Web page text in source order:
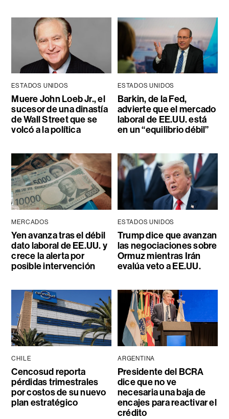
ESTADOS UNIDOS
Muere John Loeb Jr., el
sucesor de una dinastía
de Wall Street que se
volcó a la política
ESTADOS UNIDOS
Barkin, de la Fed,
advierte que el mercado
laboral de EE.UU. está
en un “equilibrio débil”
MERCADOS
Yen avanza tras el débil
dato laboral de EE.UU. y
crece la alerta por
posible intervención
ESTADOS UNIDOS
Trump dice que avanzan
las negociaciones sobre
Ormuz mientras Irán
evalúa veto a EE.UU.
CHILE
Cencosud reporta
pérdidas trimestrales
por costos de su nuevo
plan estratégico
ARGENTINA
Presidente del BCRA
dice que no ve
necesaria una baja de
encajes para reactivar el
crédito